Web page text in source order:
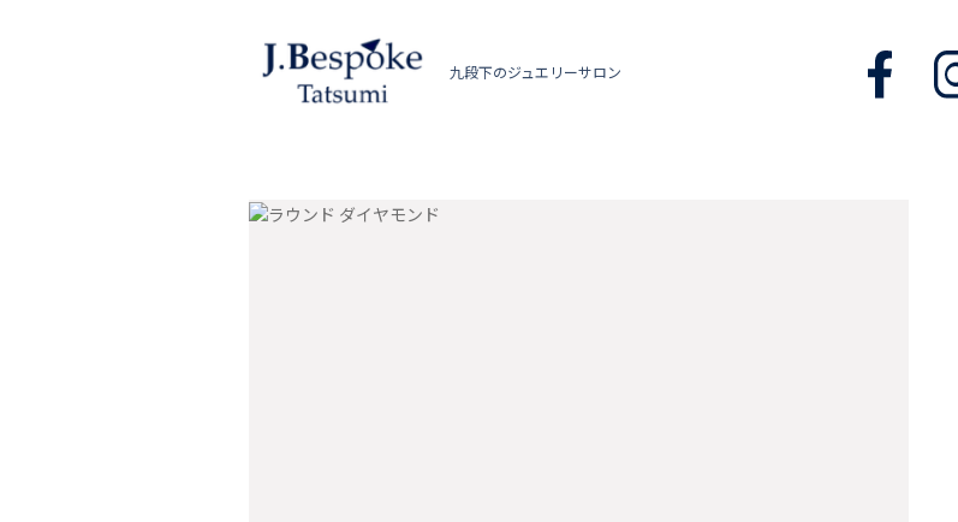
九段下のジュエリーサロン